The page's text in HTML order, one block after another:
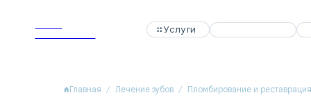
Услуги Специалисты Акции
Dental Clinic Услуги Специалисты Акции
Dental Clinic
Главная Лечение зубов Пломбирование и реставрация